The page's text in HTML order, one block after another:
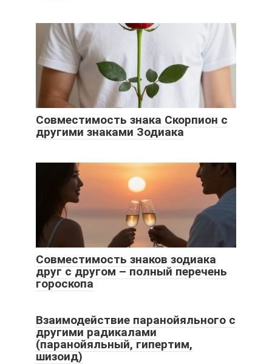
Совместимость знака Скорпион с
другими знаками Зодиака
Совместимость знаков зодиака
друг с другом – полный перечень
гороскопа
Взаимодействие паранойяльного с
другими радикалами
(паранойяльный, гипертим,
шизоид)